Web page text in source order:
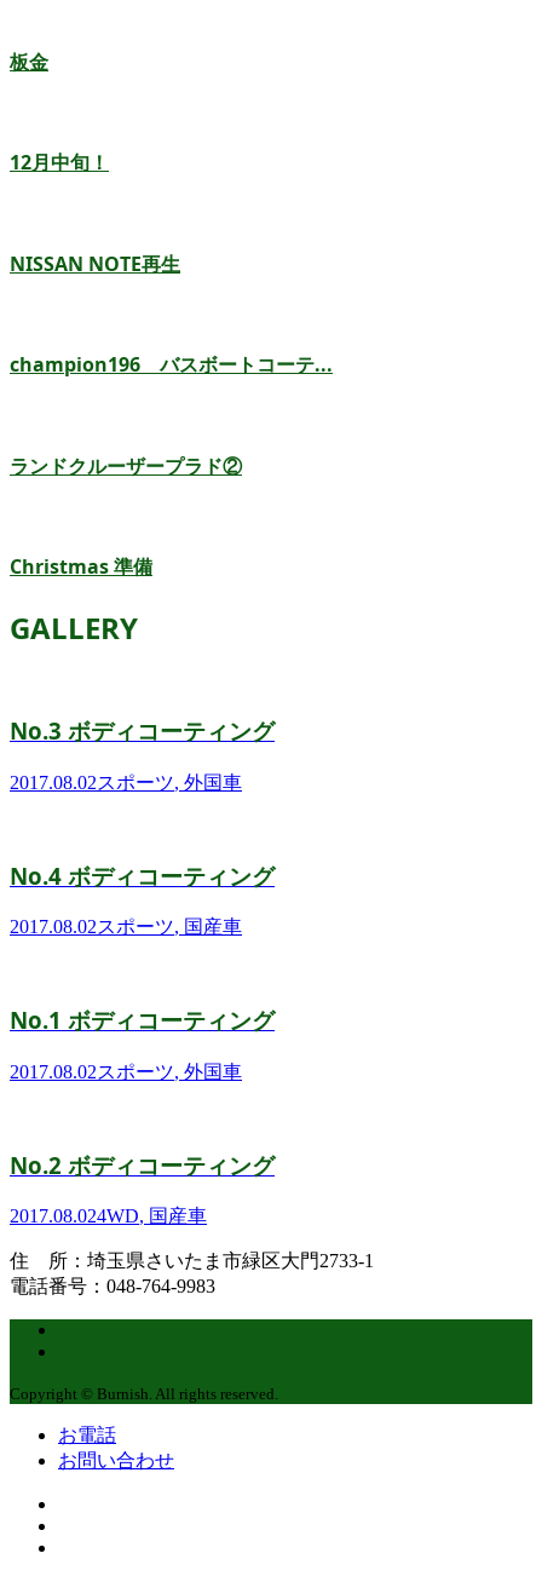
板金
12月中旬！
NISSAN NOTE再生
champion196 バスボートコーテ...
ランドクルーザープラド②
Christmas 準備
GALLERY
No.3 ボディコーティング
2017.08.02スポーツ, 外国車
No.4 ボディコーティング
2017.08.02スポーツ, 国産車
No.1 ボディコーティング
2017.08.02スポーツ, 外国車
No.2 ボディコーティング
2017.08.024WD, 国産車
住 所：埼玉県さいたま市緑区大門2733-1
電話番号：048-764-9983
Copyright © Burnish. All rights reserved.
お電話
お問い合わせ